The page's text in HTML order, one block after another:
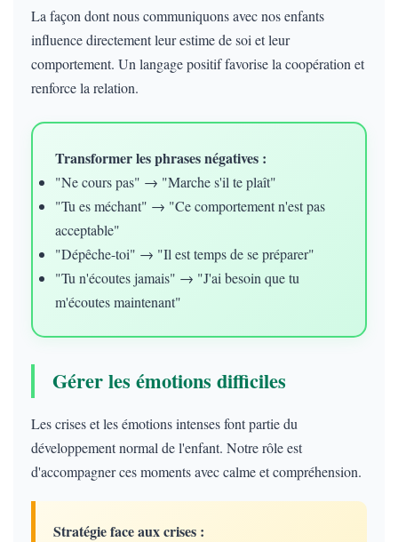
La façon dont nous communiquons avec nos enfants
influence directement leur estime de soi et leur
comportement. Un langage positif favorise la coopération et
renforce la relation.
Transformer les phrases négatives :
"Ne cours pas" → "Marche s'il te plaît"
"Tu es méchant" → "Ce comportement n'est pas
acceptable"
"Dépêche-toi" → "Il est temps de se préparer"
"Tu n'écoutes jamais" → "J'ai besoin que tu
m'écoutes maintenant"
Gérer les émotions difficiles
Les crises et les émotions intenses font partie du
développement normal de l'enfant. Notre rôle est
d'accompagner ces moments avec calme et compréhension.
Stratégie face aux crises :